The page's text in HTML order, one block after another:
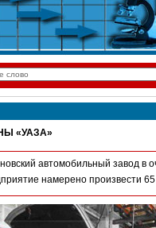
«УАЗА»
автомобильный завод в
намерено произвести